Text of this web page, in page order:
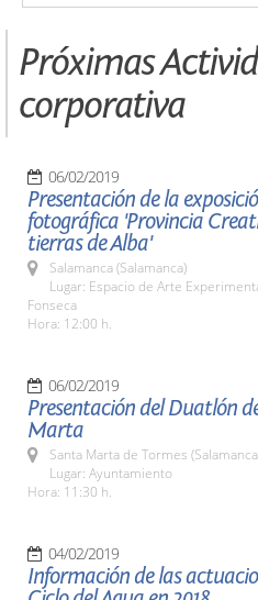
Próximas
corporativa
06/02/2019
Presentación de la
fotográfica 'Provincia
tierras de Alba'
Salamanca (Salamanca)
Lugar: Espacio de Arte
Fonseca
Hora: 12:00 h.
06/02/2019
Presentación del Duatlón
Marta
Santa Marta de Tormes
Lugar: Ayuntamiento
Hora: 11:30 h.
04/02/2019
Información de las